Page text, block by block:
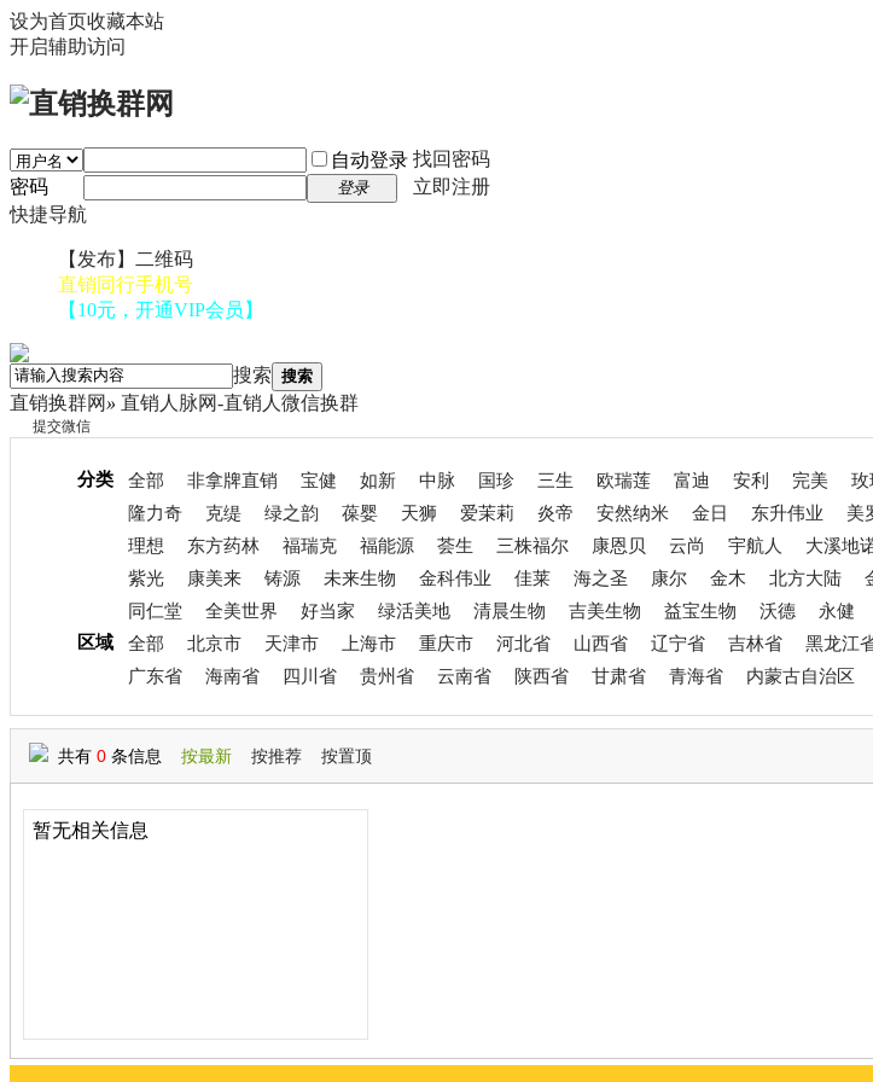
设为首页收藏本站
开启辅助访问
自动登录 找回密码
密码
登录
立即注册
快捷导航
【发布】二维码
直销同行手机号
【10元，开通VIP会员】
搜索 搜索
直销换群网 » 直销人脉网-直销人微信换群
提交微信
分类 全部 非拿牌直销 宝健 如新 中脉 国珍 三生 欧瑞莲 富迪 安利 完美 玫
隆力奇
克缇 绿之韵 葆婴 天狮 爱茉莉 炎帝 安然纳米 金日 东升伟业 美
理想
东方药林 福瑞克 福能源 荟生 三株福尔 康恩贝 云尚 宇航人 大溪地
紫光
康美来 铸源 未来生物 金科伟业 佳莱 海之圣 康尔 金木 北方大陆
同仁堂
全美世界 好当家 绿活美地 清晨生物 吉美生物 益宝生物 沃德 永健
区域
全部 北京市 天津市 上海市 重庆市 河北省 山西省 辽宁省 吉林省 黑龙江
广东省
海南省 四川省 贵州省 云南省 陕西省 甘肃省 青海省 内蒙古自治区
共有 0 条信息 按最新 按推荐 按置顶
暂无相关信息